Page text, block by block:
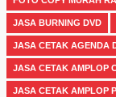
JASA BURNING DVD
JASA CETAK AGENDA
JASA CETAK AMPLOP
JASA CETAK AMPLOP